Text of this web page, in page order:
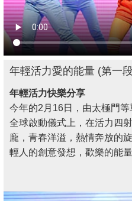
年輕活力愛的能量 (第一
年輕活力快樂分享
今年的2月16日，由太極門
全球啟動儀式上，在活力四
龐，青春洋溢，熱情奔放的
輕人的創意發想，歡樂的能